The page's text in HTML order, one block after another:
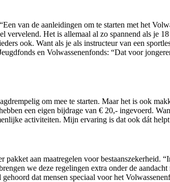
van de aanleidingen om te starten met het
vervelend. Het is allemaal al zo spannend als je
ook. Want als je als instructeur van een
en Volwassenenfonds: “Dat voor
om mee te starten. Maar het is ook
een eigen bijdrage van € 20,- ingevoerd.
activiteiten. Mijn ervaring is dat ook dát
pakket aan maatregelen voor
we deze regelingen extra onder de
dat mensen speciaal voor het